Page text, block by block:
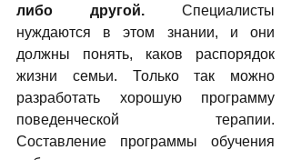
либо другой. Специалисты
нуждаются в этом знании, и они
должны понять, каков распорядок
жизни семьи. Только так можно
разработать хорошую программу
поведенческой терапии.
Составление программы обучения